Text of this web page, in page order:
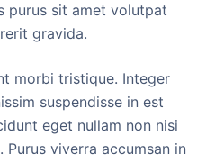
purus sit amet volutpat
gravida.
morbi tristique. Integer
suspendisse in est
eget nullam non nisi
viverra accumsan in